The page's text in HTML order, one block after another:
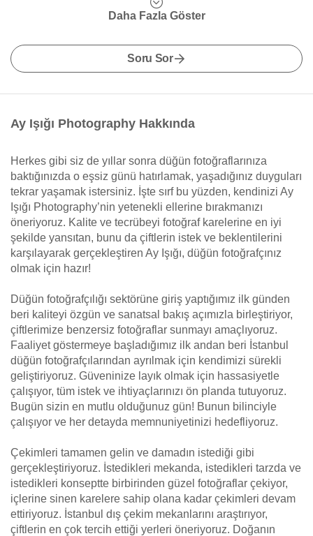
Daha Fazla Göster
Soru Sor
Ay Işığı Photography Hakkında
Herkes gibi siz de yıllar sonra düğün fotoğraflarınıza
baktığınızda o eşsiz günü hatırlamak, yaşadığınız duyguları
tekrar yaşamak istersiniz. İşte sırf bu yüzden, kendinizi Ay
Işığı Photography’nin yetenekli ellerine bırakmanızı
öneriyoruz. Kalite ve tecrübeyi fotoğraf karelerine en iyi
şekilde yansıtan, bunu da çiftlerin istek ve beklentilerini
karşılayarak gerçekleştiren Ay Işığı, düğün fotoğrafçınız
olmak için hazır!
Düğün fotoğrafçılığı sektörüne giriş yaptığımız ilk günden
beri kaliteyi özgün ve sanatsal bakış açımızla birleştiriyor,
çiftlerimize benzersiz fotoğraflar sunmayı amaçlıyoruz.
Faaliyet göstermeye başladığımız ilk andan beri İstanbul
düğün fotoğrafçılarından ayrılmak için kendimizi sürekli
geliştiriyoruz. Güveninize layık olmak için hassasiyetle
çalışıyor, tüm istek ve ihtiyaçlarınızı ön planda tutuyoruz.
Bugün sizin en mutlu olduğunuz gün! Bunun bilinciyle
çalışıyor ve her detayda memnuniyetinizi hedefliyoruz.
Çekimleri tamamen gelin ve damadın istediği gibi
gerçekleştiriyoruz. İstedikleri mekanda, istedikleri tarzda ve
istedikleri konseptte birbirinden güzel fotoğraflar çekiyor,
içlerine sinen karelere sahip olana kadar çekimleri devam
ettiriyoruz. İstanbul dış çekim mekanlarını araştırıyor,
çiftlerin en çok tercih ettiği yerleri öneriyoruz. Doğanın